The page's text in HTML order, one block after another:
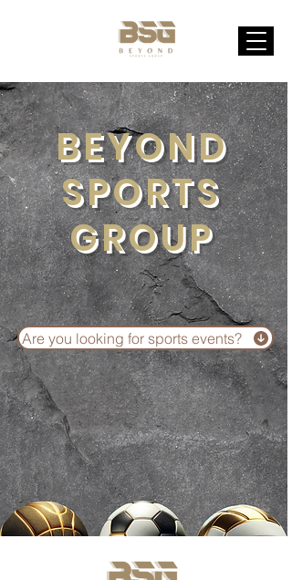
BEYOND
SPORTS
GROUP
Are you looking for sports events?